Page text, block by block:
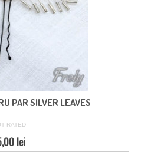
PAR SILVER LEAVES
RATED
lei